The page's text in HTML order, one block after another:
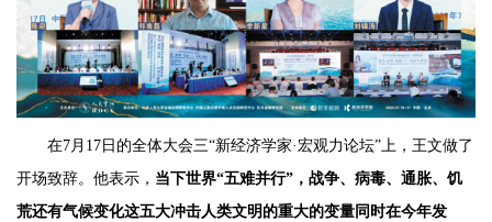
在7月17日的全体大会三“新经济学家·宏观力论坛”上，王文做了
开场致辞。他表示， 当下世界“五难并行”，战争、病毒、通胀、饥
荒还有气候变化这五大冲击人类文明的重大的变量同时在今年发